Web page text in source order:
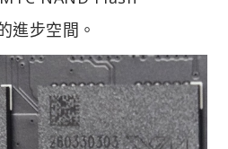
進步空間。